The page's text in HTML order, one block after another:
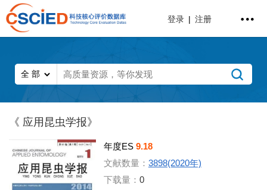
登录 | 注册
《 应用昆虫学报》
年度ES 9.18
文献数量： 3898(2020年)
下载量： 0